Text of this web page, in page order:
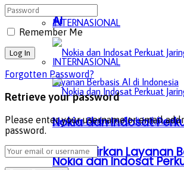
INTERNASIONAL
Nokia dan Indosat
5G, Hadirkan Layanan
AI
INTERNASIONAL
Nokia dan Indosat
Remember Me
Forgotten Password?
Retrieve your password
Please enter your username or email
password.